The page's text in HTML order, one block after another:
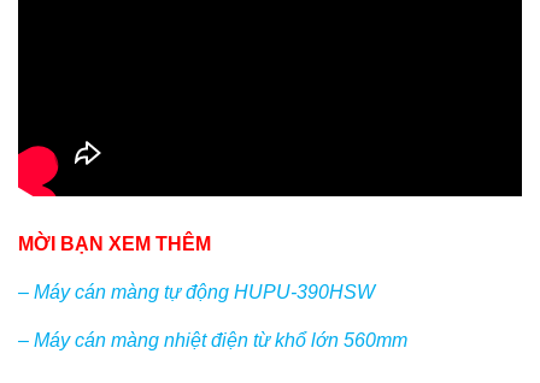
MỜI BẠN XEM THÊM
– Máy cán màng tự động HUPU-390HSW
– Máy cán màng nhiệt điện từ khổ lớn 560mm